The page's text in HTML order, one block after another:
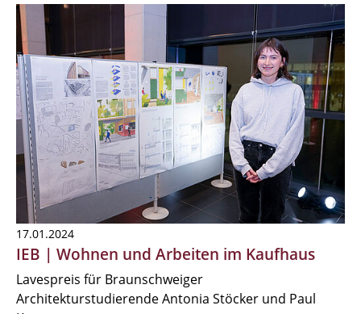
17.01.2024
IEB | Wohnen und Arbeiten im Kaufhaus
Lavespreis für Braunschweiger
Architekturstudierende Antonia Stöcker und Paul